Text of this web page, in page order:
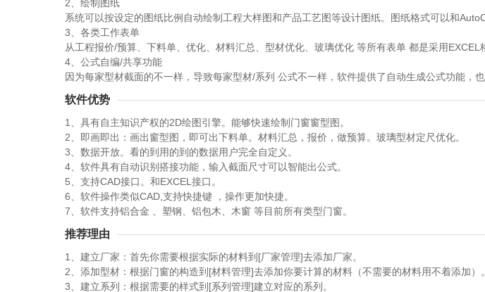
2、绘制图纸
系统可以按设定的图纸比例自动绘制工程大样图和产品工艺图等设计图纸。图纸格式可以和
3、各类工作表单
从工程报价/预算、下料单、优化、材料汇总、型材优化、玻璃优化 等所有表单 都是采用EXCEL
4、公式自编/共享功能
因为每家型材截面的不一样，导致每家型材/系列 公式不一样，软件提供了自动生成公式功能，也
软件优势
1、具有自主知识产权的2D绘图引擎。能够快速绘制门窗窗型图。
2、即画即出：画出窗型图，即可出下料单。材料汇总，报价，做预算。玻璃型材定尺优化。
3、数据开放。看的到用的到的数据用户完全自定义。
4、软件具有自动识别搭接功能，输入截面尺寸可以智能出公式。
5、支持CAD接口。和EXCEL接口。
6、软件操作类似CAD,支持快捷键 ，操作更加快捷。
7、软件支持铝合金 、塑钢、铝包木、木窗 等目前所有类型门窗。
推荐理由
1、建立厂家：首先你需要根据实际的材料到[厂家管理]去添加厂家。
2、添加型材：根据门窗的构造到[材料管理]去添加你要计算的材料（不需要的材料用不着添加）。
3、建立系列：根据需要的样式到[系列管理]建立对应的系列。